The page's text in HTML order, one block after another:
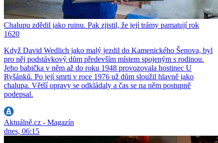
Chalupu zdědil jako ruinu. Pak zjistil, že její trámy pamatují rok
1620
Když David Wedlich jako malý jezdil do Kamenického Šenova, byl
pro něj podstávkový dům především místem spojeným s rodinou.
Jeho babička v něm až do roku 1948 provozovala hostinec U
Ryšánků. Po její smrti v roce 1976 už dům sloužil hlavně jako
chalupa. Větší opravy se odkládaly a čas se na něm postupně
podepsal.
Aktuálně.cz - Magazín
dnes, 06:15